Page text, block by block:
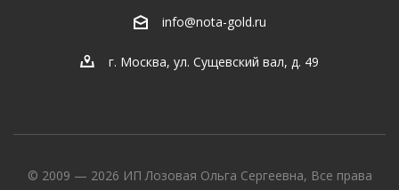
info@nota-gold.ru
г. Москва, ул. Сущевский вал, д. 49
© 2009 — 2026 ИП Лозовая Ольга Сергеевна, Все права